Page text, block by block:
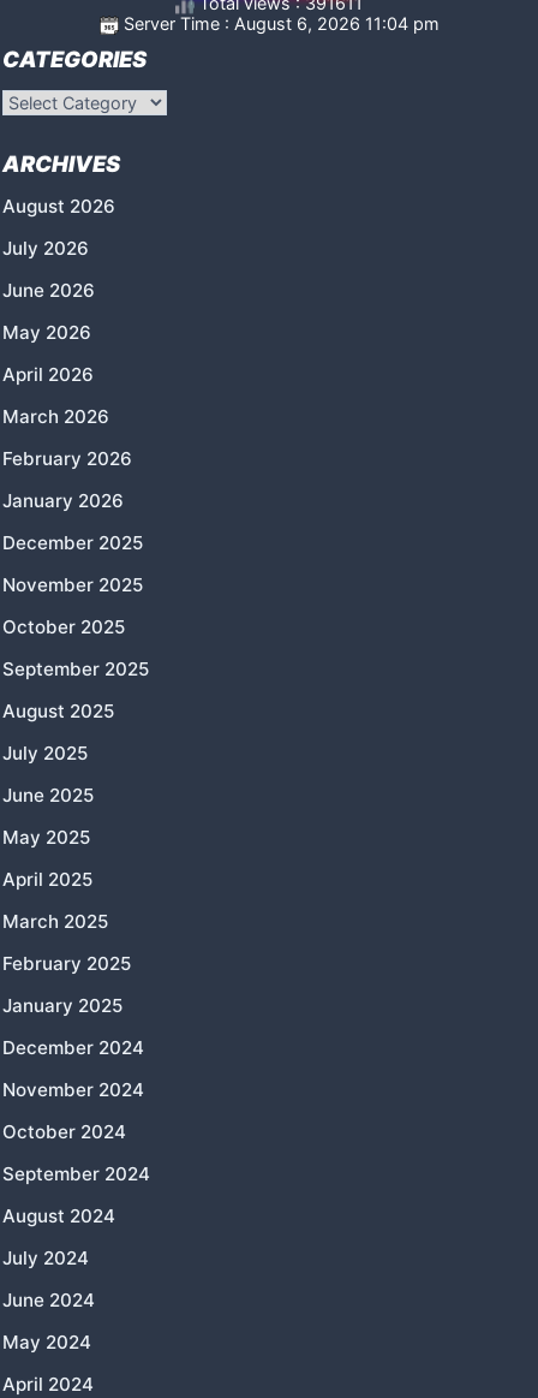
Server Time : August 6, 2026 11:04 pm
CATEGORIES
Categories
ARCHIVES
August 2026
July 2026
June 2026
May 2026
April 2026
March 2026
February 2026
January 2026
December 2025
November 2025
October 2025
September 2025
August 2025
July 2025
June 2025
May 2025
April 2025
March 2025
February 2025
January 2025
December 2024
November 2024
October 2024
September 2024
August 2024
July 2024
June 2024
May 2024
April 2024